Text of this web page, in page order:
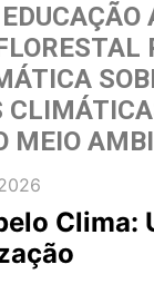
MEIO
Clima: